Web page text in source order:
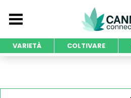
VARIETÀ COLTIVARE